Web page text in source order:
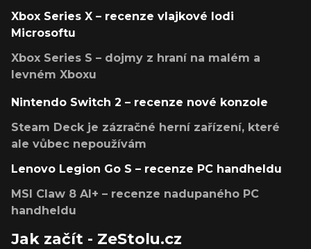
Xbox Series X – recenze vlajkové lodi
Microsoftu
Xbox Series S – dojmy z hraní na malém a
levném Xboxu
Nintendo Switch 2 – recenze nové konzole
Steam Deck je zázračné herní zařízení, které
ale vůbec nepoužívám
Lenovo Legion Go S – recenze PC handheldu
MSI Claw 8 AI+ – recenze nadupaného PC
handheldu
Jak začít - ZeStolu.cz